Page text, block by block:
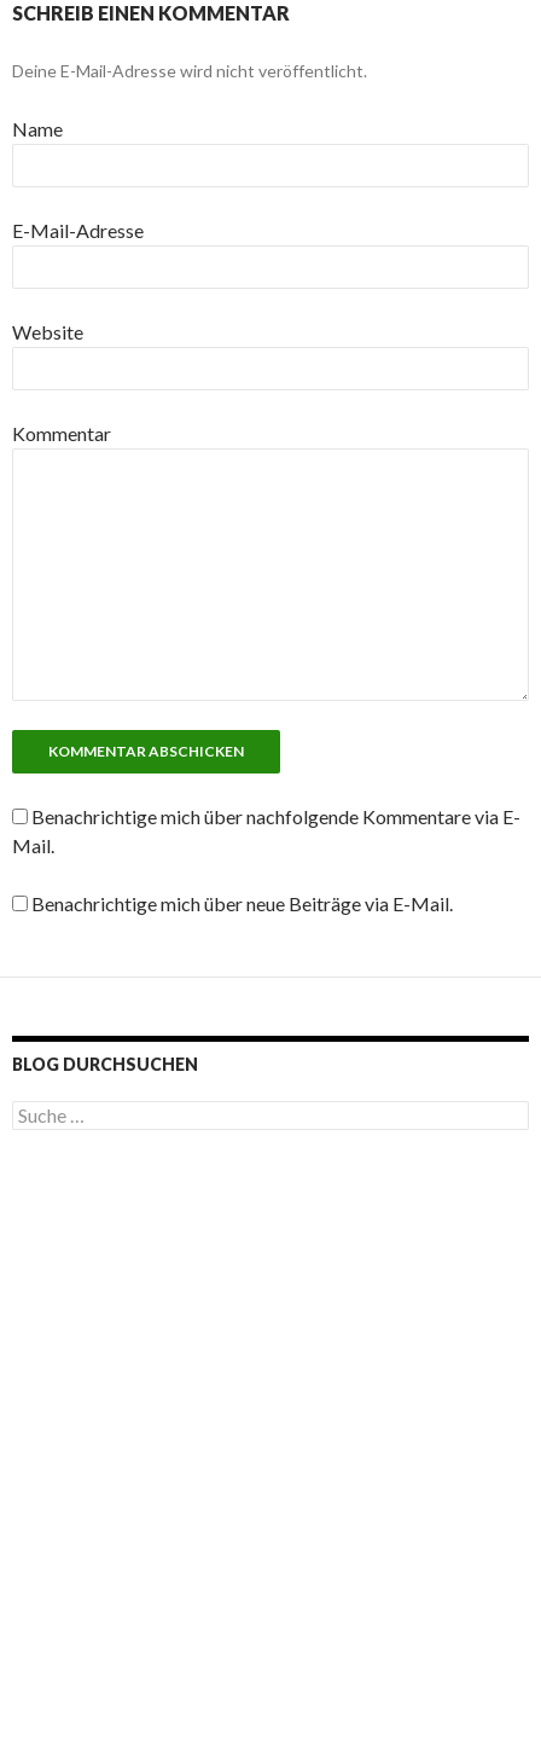
SCHREIB EINEN KOMMENTAR
Deine E-Mail-Adresse wird nicht veröffentlicht.
Name
E-Mail-Adresse
Website
Kommentar
Benachrichtige mich über nachfolgende Kommentare via E-
Mail.
Benachrichtige mich über neue Beiträge via E-Mail.
BLOG DURCHSUCHEN
S
u